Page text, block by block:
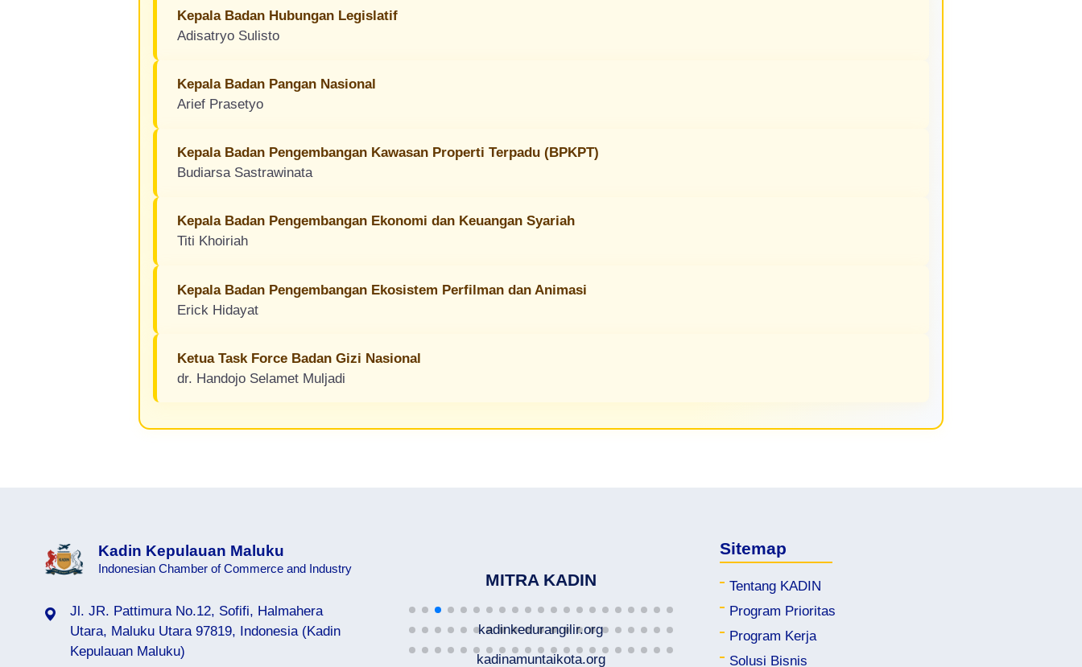
Kepala Badan Hubungan Legislatif
Adisatryo Sulisto
Kepala Badan Pangan Nasional
Arief Prasetyo
Kepala Badan Pengembangan Kawasan Properti Terpadu (BPKPT)
Budiarsa Sastrawinata
Kepala Badan Pengembangan Ekonomi dan Keuangan Syariah
Titi Khoiriah
Kepala Badan Pengembangan Ekosistem Perfilman dan Animasi
Erick Hidayat
Ketua Task Force Badan Gizi Nasional
dr. Handojo Selamet Muljadi
Kadin Kepulauan Maluku
Indonesian Chamber of Commerce and Industry
Jl. JR. Pattimura No.12, Sofifi, Halmahera
Utara, Maluku Utara 97819, Indonesia (Kadin
Kepulauan Maluku)
MITRA KADIN
kadinbangko.org
kadinkedurangilir.org
kadinamuntaikota.org
kadinkarangkobar.org
kadinleuwidamar.org
Sitemap
Tentang KADIN
Program Prioritas
Program Kerja
Solusi Bisnis